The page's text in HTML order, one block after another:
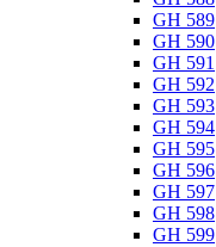
GH 589
GH 590
GH 591
GH 592
GH 593
GH 594
GH 595
GH 596
GH 597
GH 598
GH 599